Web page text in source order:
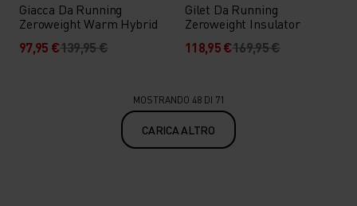
Giacca Da Running
Zeroweight Warm Hybrid
97,95 €139,95 €
Gilet Da Running
Zeroweight Insulator
118,95 €169,95 €
MOSTRANDO 48 DI 71
CARICA ALTRO